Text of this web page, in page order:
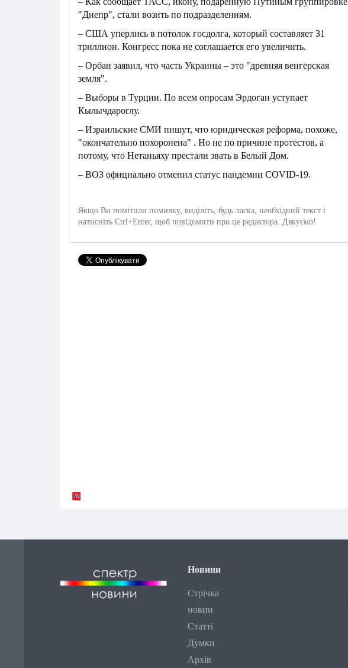
"Днепр", стали возить по подразделениям.
– США уперлись в потолок госдолга, который составляет 31
триллион. Конгресс пока не соглашается его увеличить.
– Орбан заявил, что часть Украины – это "древняя венгерская
земля".
– Выборы в Турции. По всем опросам Эрдоган уступает
Кылычдароглу.
– Израильские СМИ пишут, что юридическая реформа, похоже,
"окончательно похоронена" . Но не по причине протестов, а
потому, что Нетаньяху престали звать в Белый Дом.
– ВОЗ официально отменил статус пандемии COVID-19.
Якщо Ви помітили помилку, виділіть, будь ласка, необхідний текст і
натисніть Ctrl+Enter, щоб повідомити про це редактора. Дякуємо!
Новини
Стрічка
новин
Статті
Думки
Архів